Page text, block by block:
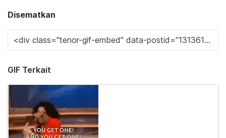
Disematkan
GIF Terkait